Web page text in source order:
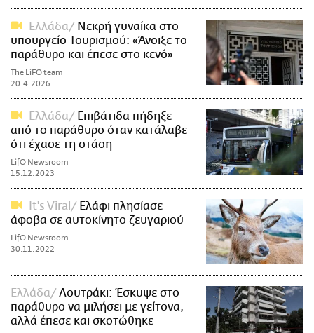
Ελλάδα
Νεκρή γυναίκα στο
υπουργείο Τουρισμού: «Άνοιξε το
παράθυρο και έπεσε στο κενό»
The LiFO team
20.4.2026
Ελλάδα
Επιβάτιδα πήδηξε
από το παράθυρο όταν κατάλαβε
ότι έχασε τη στάση
LifO Newsroom
15.12.2023
It's Viral
Ελάφι πλησίασε
άφοβα σε αυτοκίνητο ζευγαριού
LifO Newsroom
30.11.2022
Ελλάδα
Λουτράκι: Έσκυψε στο
παράθυρο να μιλήσει με γείτονα,
αλλά έπεσε και σκοτώθηκε